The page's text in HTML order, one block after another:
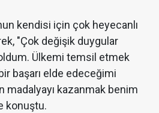
kendisi için çok heyecanlı
"Çok değişik duygular
Ülkemi temsil etmek
başarı elde edeceğimi
madalyayı kazanmak benim
konuştu.